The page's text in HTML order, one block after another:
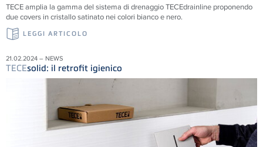
TECE amplia la gamma del sistema di drenaggio TECEdrainline proponendo
due covers in cristallo satinato nei colori bianco e nero.
LEGGI ARTICOLO
21.02.2024 – NEWS
TECEsolid: il retrofit igienico